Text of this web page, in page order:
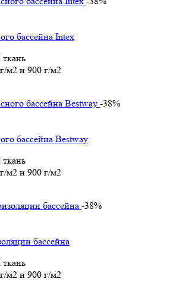
бассейна Intex
м2 и 900 г/м2
-38%
бассейна Bestway
м2 и 900 г/м2
-38%
бассейна
м2 и 900 г/м2